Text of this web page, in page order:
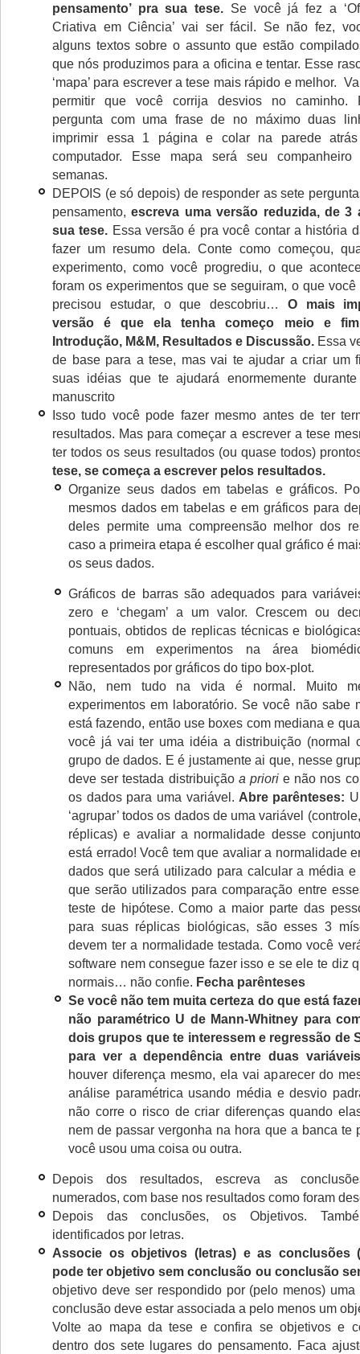
pensamento’ pra sua tese. Se você já fez a
Criativa em Ciência’ vai ser fácil. Se não fez,
alguns textos sobre o assunto que estão
que nós produzimos para a oficina e tentar. Esse
‘mapa’ para escrever a tese mais rápido e melhor.
permitir que você corrija desvios no caminho.
pergunta com uma frase de no máximo duas
imprimir essa 1 página e colar na parede
computador. Esse mapa será seu companheiro
semanas.
DEPOIS (e só depois) de responder as sete
pensamento,escreva uma versão reduzida, de 3
sua tese. Essa versão é pra você contar a história
fazer um resumo dela. Conte como começou,
experimento, como você progrediu, o que
foram os experimentos que se seguiram, o que
precisou estudar, o que descobriu… O mais
versão é que ela tenha começo meio e
Introdução, M&M, Resultados e Discussão. Essa
de base para a tese, mas vai te ajudar a criar um
suas idéias que te ajudará enormemente
manuscrito
Isso tudo você pode fazer mesmo antes de ter
resultados. Mas para começar a escrever a tese
ter todos os seus resultados (ou quase todos)
tese, se começa a escrever pelos resultados.
Organize seus dados em tabelas e gráficos.
mesmos dados em tabelas e em gráficos para
deles permite uma compreensão melhor dos
caso a primeira etapa é escolher qual gráfico é
os seus dados.
Gráficos de barras são adequados para
zero e ‘chegam’ a um valor. Crescem ou
pontuais, obtidos de replicas técnicas e
comuns em experimentos na área
representados por gráficos do tipo box-plot.
Não, nem tudo na vida é normal. Muito
experimentos em laboratório. Se você não sabe
está fazendo, então use boxes com mediana e
você já vai ter uma idéia a distribuição (normal
grupo de dados. E é justamente ai que, nesse
deve ser testada distribuição a priorie não nos
os dados para uma variável. Abre parênteses:
‘agrupar’ todos os dados de uma variável
réplicas) e avaliar a normalidade desse
está errado! Você tem que avaliar a normalidade
dados que será utilizado para calcular a média
que serão utilizados para comparação entre
teste de hipótese. Como a maior parte das
para suas réplicas biológicas, são esses 3
devem ter a normalidade testada. Como você
software nem consegue fazer isso e se ele te diz
normais… não confie. Fecha parênteses
Se você não tem muita certeza do que está
não paramétrico U de Mann-Whitney para
dois grupos que te interessem e regressão de
para ver a dependência entre duas
houver diferença mesmo, ela vai aparecer do
análise paramétrica usando média e desvio
não corre o risco de criar diferenças quando
nem de passar vergonha na hora que a banca te
você usou uma coisa ou outra.
Depois dos resultados, escreva as
numerados, com base nos resultados como foram
Depois das conclusões, os Objetivos.
identificados por letras.
Associe os objetivos (letras) e as conclusões
pode ter objetivo sem conclusão ou conclusão
objetivo deve ser respondido por (pelo menos) uma
conclusão deve estar associada a pelo menos um
Volte ao mapa da tese e confira se objetivos e
dentro dos sete lugares do pensamento. Faca